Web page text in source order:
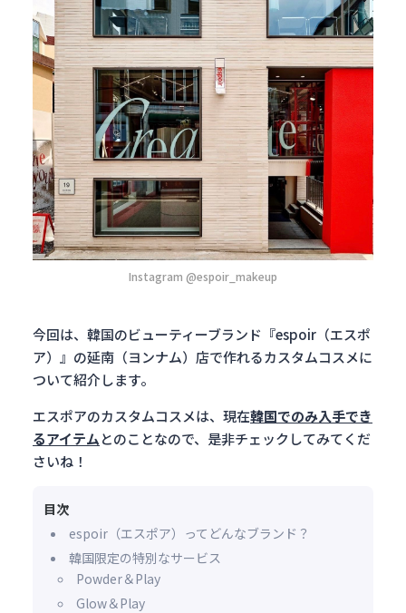
Instagram @espoir_makeup
今回は、韓国のビューティーブランド『espoir（エスポ
ア）』の延南（ヨンナム）店で作れるカスタムコスメに
ついて紹介します。
エスポアのカスタムコスメは、現在韓国でのみ入手でき
るアイテムとのことなので、是非チェックしてみてくだ
さいね！
目次
espoir（エスポア）ってどんなブランド？
韓国限定の特別なサービス
Powder＆Play
Glow＆Play